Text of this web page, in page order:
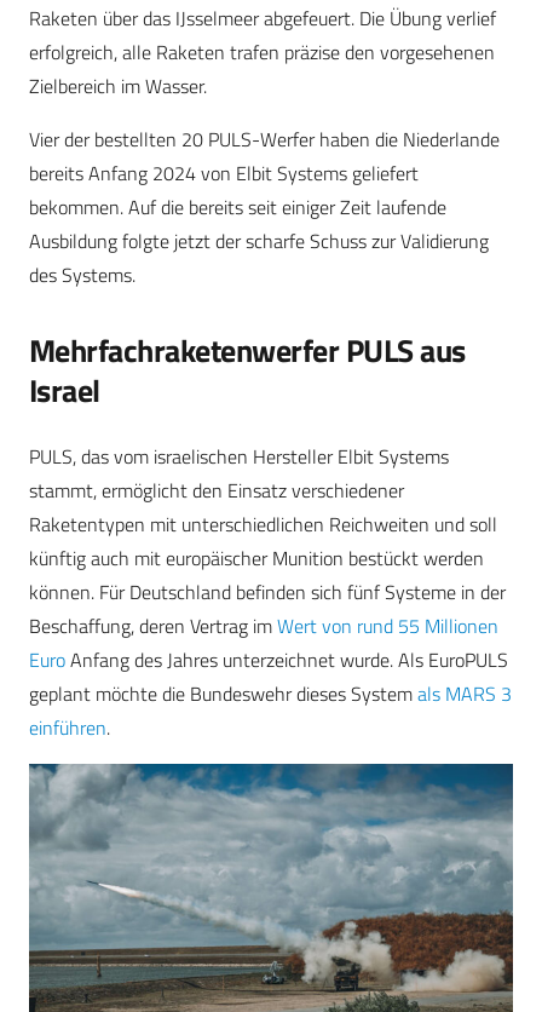
Raketen über das IJsselmeer abgefeuert. Die Übung verlief
erfolgreich, alle Raketen trafen präzise den vorgesehenen
Zielbereich im Wasser.
Vier der bestellten 20 PULS-Werfer haben die Niederlande
bereits Anfang 2024 von Elbit Systems geliefert
bekommen. Auf die bereits seit einiger Zeit laufende
Ausbildung folgte jetzt der scharfe Schuss zur Validierung
des Systems.
Mehrfachraketenwerfer PULS aus
Israel
PULS, das vom israelischen Hersteller Elbit Systems
stammt, ermöglicht den Einsatz verschiedener
Raketentypen mit unterschiedlichen Reichweiten und soll
künftig auch mit europäischer Munition bestückt werden
können. Für Deutschland befinden sich fünf Systeme in der
Beschaffung, deren Vertrag imWert von rund 55 Millionen
EuroAnfang des Jahres unterzeichnet wurde. Als EuroPULS
geplant möchte die Bundeswehr dieses Systemals MARS 3
einführen.